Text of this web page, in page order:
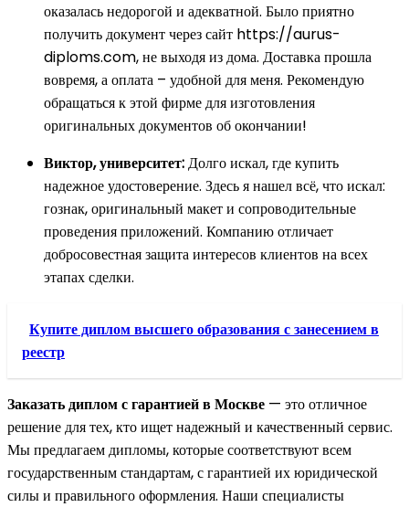
оказалась недорогой и адекватной. Было приятно
получить документ через сайт https://aurus-
diploms.com, не выходя из дома. Доставка прошла
вовремя, а оплата – удобной для меня. Рекомендую
обращаться к этой фирме для изготовления
оригинальных документов об окончании!
Виктор, университет:Долго искал, где купить
надежное удостоверение. Здесь я нашел всё, что искал:
гознак, оригинальный макет и сопроводительные
проведения приложений. Компанию отличает
добросовестная защита интересов клиентов на всех
этапах сделки.
Купите диплом высшего образования с занесением в
реестр
Заказать диплом с гарантией в Москве — это отличное
решение для тех, кто ищет надежный и качественный сервис.
Мы предлагаем дипломы, которые соответствуют всем
государственным стандартам, с гарантией их юридической
силы и правильного оформления. Наши специалисты